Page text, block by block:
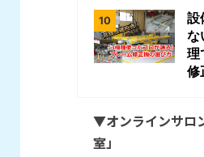
設
な
理
修
▼オンラインサロ
室」